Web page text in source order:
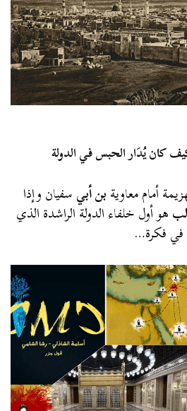
كان يُدَار الحبس في الدولة
أمام معاويةبن أبيسفيان وإذا
هو أول خلفاء الدولة الراشدة الذي
في فكرة…